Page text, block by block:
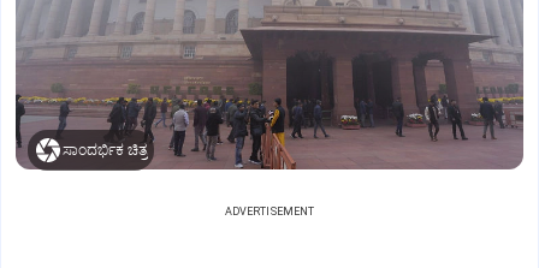
ಸಾಂದರ್ಭಿಕ ಚಿತ್ರ
ADVERTISEMENT